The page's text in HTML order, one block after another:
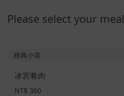
Please select your meal
經典小菜
冰宮肴肉
NT$ 360